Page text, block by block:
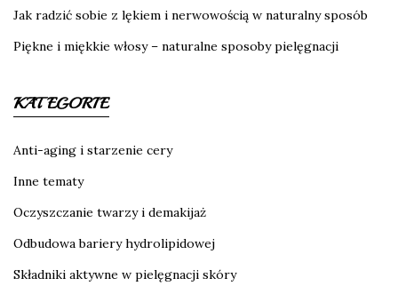
Jak radzić sobie z lękiem i nerwowością w naturalny sposób
Piękne i miękkie włosy – naturalne sposoby pielęgnacji
KATEGORIE
Anti-aging i starzenie cery
Inne tematy
Oczyszczanie twarzy i demakijaż
Odbudowa bariery hydrolipidowej
Składniki aktywne w pielęgnacji skóry